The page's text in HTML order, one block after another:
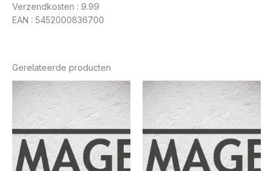
Verzendkosten : 9.99
EAN : 5452000836700
Gerelateerde producten